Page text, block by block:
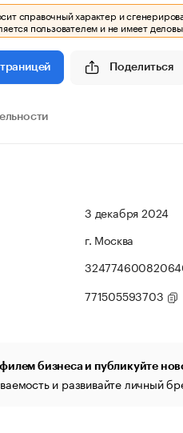
справочный характер и
пользователем и не имеет
Поделиться
3 декабря 2024
г. Москва
771505593703
бизнеса и публикуйте
и развивайте личный